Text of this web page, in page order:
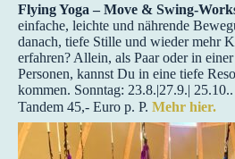
Flying Yoga – Move & Swing-
einfache, leichte und nährende
danach, tiefe Stille und wieder mehr
erfahren? Allein, als Paar oder in
Personen, kannst Du in eine tiefe
kommen. Sonntag: 23.8.|27.9.|
Tandem 45,- Euro p. P. Mehr hier.